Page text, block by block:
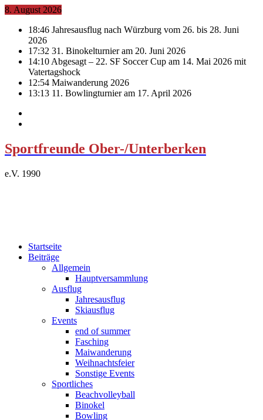
8. August 2026
18:46 Jahresausflug nach Würzburg vom 26. bis 28. Juni
2026
17:32 31. Binokelturnier am 20. Juni 2026
14:10 Abgesagt – 22. SF Soccer Cup am 14. Mai 2026 mit
Vatertagshock
12:54 Maiwanderung 2026
13:13 11. Bowlingturnier am 17. April 2026
Sportfreunde Ober-/Unterberken
e.V. 1990
Startseite
Beiträge
Allgemein
Hauptversammlung
Ausflug
Jahresausflug
Skiausflug
Events
end of summer
Fasching
Maiwanderung
Weihnachtsfeier
Sonstige Events
Sportliches
Beachvolleyball
Binokel
Bowling